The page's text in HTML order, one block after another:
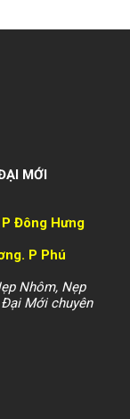
MỚI
Đông Hưng
P Phú
Nhôm, Nẹp
Mới chuyên